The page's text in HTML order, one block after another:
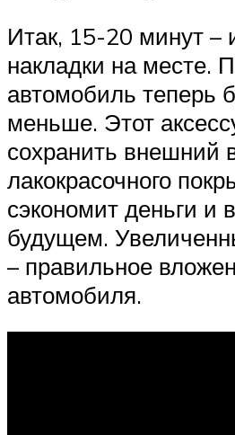
Итак, 15-20 минут –
накладки на месте.
автомобиль теперь
меньше. Этот
сохранить внешний
лакокрасочного
сэкономит деньги и
будущем.
– правильное
автомобиля.